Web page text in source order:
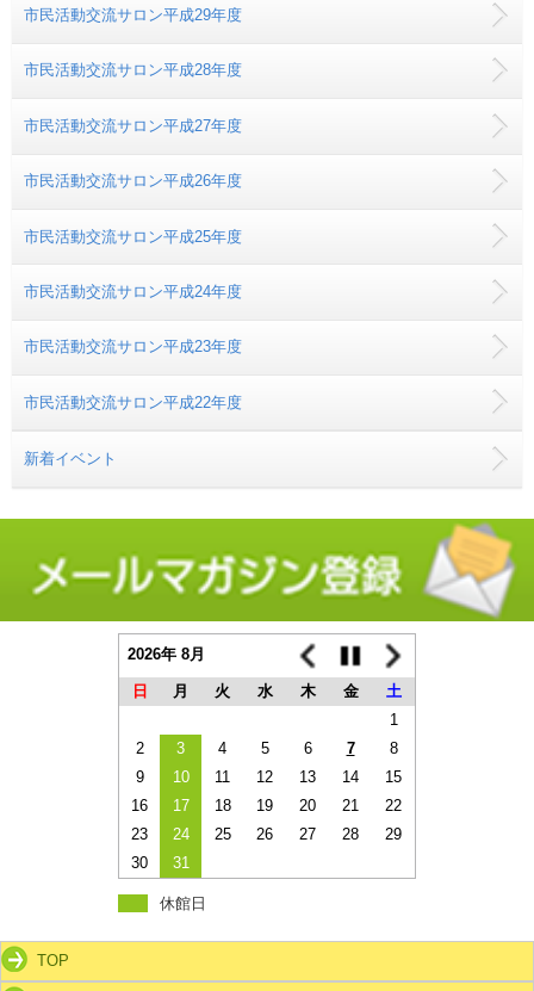
市民活動交流サロン平成29年度
市民活動交流サロン平成28年度
市民活動交流サロン平成27年度
市民活動交流サロン平成26年度
市民活動交流サロン平成25年度
市民活動交流サロン平成24年度
市民活動交流サロン平成23年度
市民活動交流サロン平成22年度
新着イベント
2026年 8月
日 月 火 水 木 金
土
1
2
3 4 5 6 7
8
9
10 11 12 13 14
15
16
17 18 19 20 21
22
23
24 25 26 27 28
29
30
31
休館日
TOP